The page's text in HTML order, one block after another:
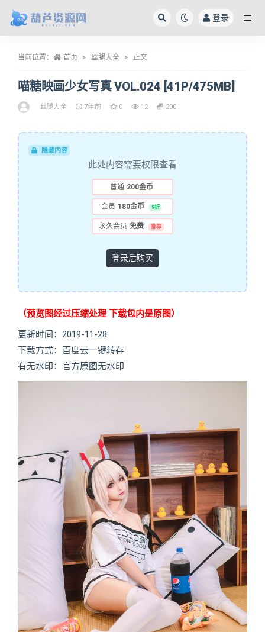
登录
当前位置： 首页 丝腿大全 正文
喵糖映画少女写真 VOL.024 [41P/475MB]
丝腿大全 7年前 0 12 200
隐藏内容
此处内容需要权限查看
普通 200金币
会员 180金币 9折
永久会员 免费 推荐
登录后购买
（预览图经过压缩处理 下载包内是原图）
更新时间：2019-11-28
下载方式：百度云一键转存
有无水印：官方原图无水印